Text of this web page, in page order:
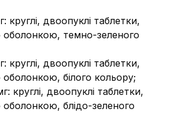
круглі, двоопуклі таблетки,
оболонкою, темно-зеленого
круглі, двоопуклі таблетки,
оболонкою, білого кольору;
круглі, двоопуклі таблетки,
оболонкою, блідо-зеленого